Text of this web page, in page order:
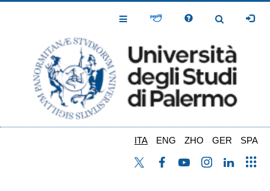
Toggle
Toggle
ITA ENG ZHO GER SPA